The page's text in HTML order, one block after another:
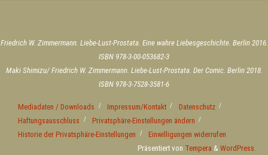
Friedrich W. Zimmermann. Liebe-Lust-Prostata. Eine wahre Liebesgeschichte. Berlin 2016.
ISBN 978-3-00-053682-3
Maki Shimizu/ Friedrich W. Zimmermann. Liebe-Lust-Prostata. Der Comic. Berlin 2018.
ISBN 978-3-7528-3581-6
Mediadaten / Downloads Impressum/Kontakt
Datenschutz
Haftungsausschluss
Privatsphäre-Einstellungen ändern
Historie der Privatsphäre-Einstellungen
Einwilligungen widerrufen
Präsentiert von Tempera & WordPress.